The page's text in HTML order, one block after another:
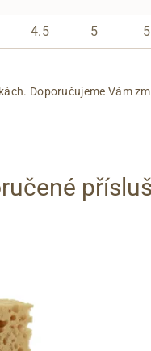
4.5 5
Doporučujeme Vám